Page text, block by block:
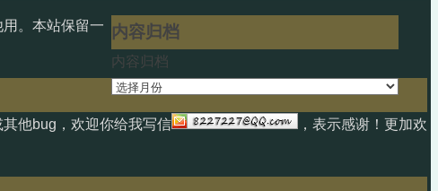
内容归档
内容归档
。本站保留一
他bug，欢迎你给我写信
，表示感谢！更加欢